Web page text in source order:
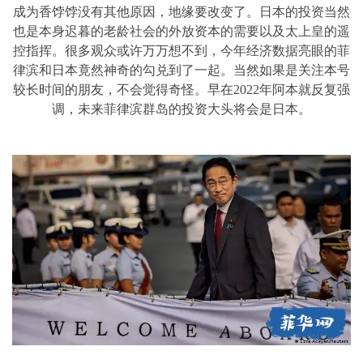
成为香饽饽没有其他原因，地缘要改变了。日本的投资当然
也是本身迟暮的老龄社会的外放资本的需要以及太上皇的遥
控指挥。很多观众或许万万想不到，今年经济数据亮眼的菲
律滨和日本竟然神奇的勾兑到了一起。当然如果是关注本号
较长时间的朋友，不会觉得奇怪。早在2022年阿本就反复强
调，未来菲律滨群岛的投资大头将会是日本。